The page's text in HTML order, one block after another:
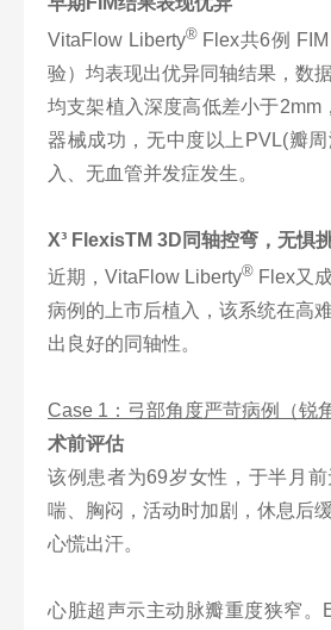
VitaFlow Liberty®Flex共6例
验）均表现出优异同轴结果，数
均支架植入深度高低差小于2mm
器械成功，无中度以上PVL(瓣
入、无血管并发症发生。
X³ FlexisTM 3D同轴控弯，无惧
近期，VitaFlow Liberty® Flex又
病例的上市后植入，该系统在高
出良好的同轴性。
Case 1：弓部角度严苛病例（锐
术前评估
该例患者为69岁女性，于半月
喘、胸闷，活动时加剧，休息后
心慌出汗。
心脏超声示主动脉瓣重度狭窄。